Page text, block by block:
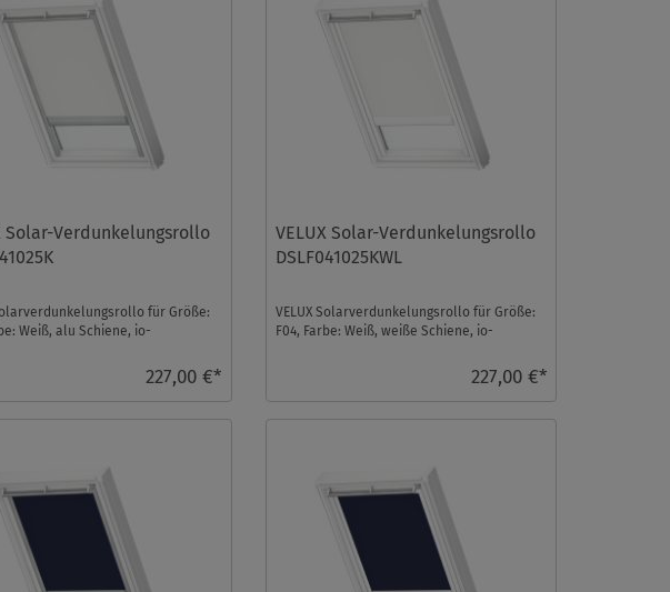
Solar-Verdunkelungsrollo
für Größe:
Weiß, alu Schiene, io-
227,00 €*
VELUX Solar-Verdunkelungsrollo
DSLF041025KWL
VELUX Solarverdunkelungsrollo für Größe:
F04, Farbe: Weiß, weiße Schiene, io-
227,00 €*